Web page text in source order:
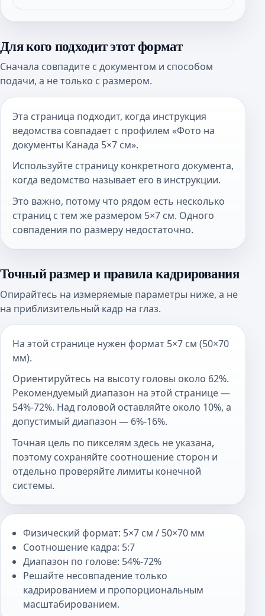
Для кого подходит этот формат
Сначала совпадите с документом и способом
подачи, а не только с размером.
Эта страница подходит, когда инструкция
ведомства совпадает с профилем «Фото на
документы Канада 5×7 см».
Используйте страницу конкретного документа,
когда ведомство называет его в инструкции.
Это важно, потому что рядом есть несколько
страниц с тем же размером 5×7 см. Одного
совпадения по размеру недостаточно.
Точный размер и правила кадрирования
Опирайтесь на измеряемые параметры ниже, а не
на приблизительный кадр на глаз.
На этой странице нужен формат 5×7 см (50×70
мм).
Ориентируйтесь на высоту головы около 62%.
Рекомендуемый диапазон на этой странице —
54%-72%. Над головой оставляйте около 10%, а
допустимый диапазон — 6%-16%.
Точная цель по пикселям здесь не указана,
поэтому сохраняйте соотношение сторон и
отдельно проверяйте лимиты конечной
системы.
Физический формат: 5×7 см / 50×70 мм
Соотношение кадра: 5:7
Диапазон по голове: 54%-72%
Решайте несовпадение только
кадрированием и пропорциональным
масштабированием.